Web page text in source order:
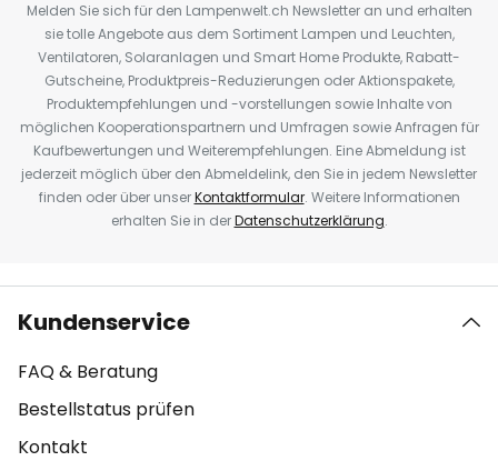
Melden Sie sich für den Lampenwelt.ch Newsletter an und erhalten
sie tolle Angebote aus dem Sortiment Lampen und Leuchten,
Ventilatoren, Solaranlagen und Smart Home Produkte, Rabatt-
Gutscheine, Produktpreis-Reduzierungen oder Aktionspakete,
Produktempfehlungen und -vorstellungen sowie Inhalte von
möglichen Kooperationspartnern und Umfragen sowie Anfragen für
Kaufbewertungen und Weiterempfehlungen. Eine Abmeldung ist
jederzeit möglich über den Abmeldelink, den Sie in jedem Newsletter
finden oder über unserKontaktformular. Weitere Informationen
erhalten Sie in derDatenschutzerklärung.
Kundenservice
FAQ & Beratung
Bestellstatus prüfen
Kontakt